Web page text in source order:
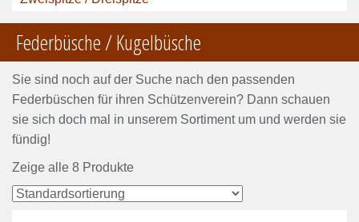
Federbüsche / Kugelbüsche
Sie sind noch auf der Suche nach den passenden
Federbüschen für ihren Schützenverein? Dann schauen
sie sich doch mal in unserem Sortiment um und werden sie
fündig!
Zeige alle 8 Produkte